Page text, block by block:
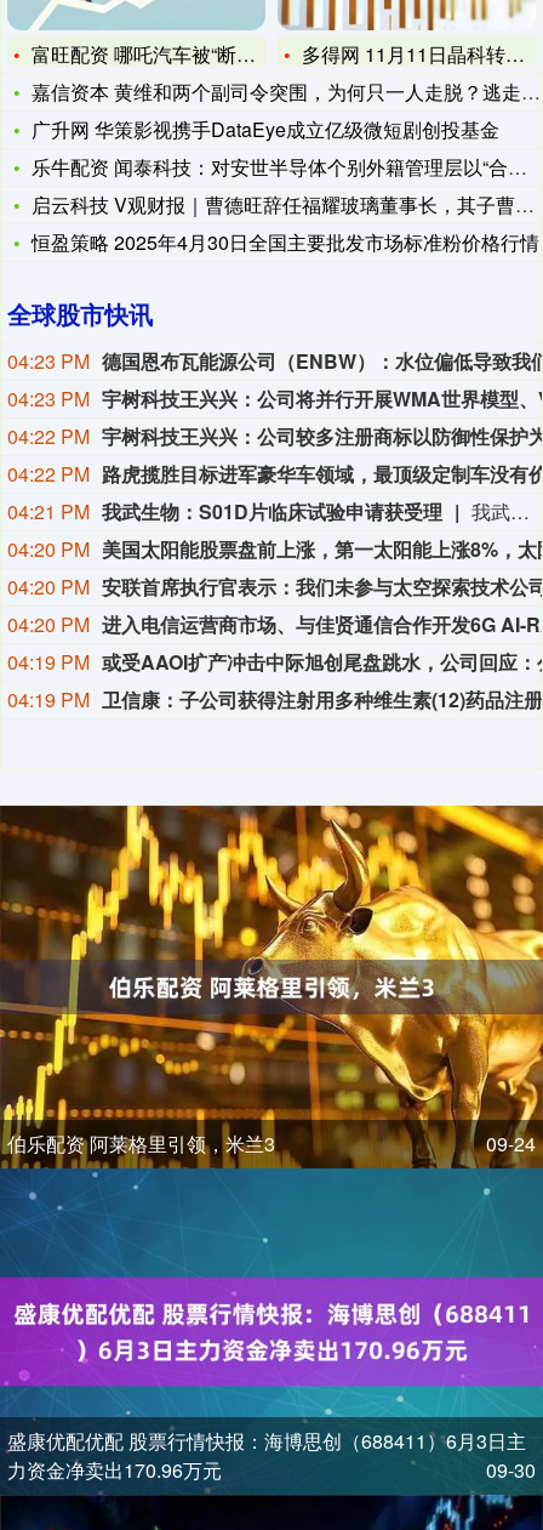
富旺配资 哪吒汽车被“断网”：管理人服务商互撕，车主成买单人
多得网 11月11日晶科转债上涨037%，转股溢价率4975
嘉信资本 黄维和两个副司令突围，为何只一人走脱？逃走的胡琏取
广升网 华策影视携手DataEye成立亿级微短剧创投基金
乐牛配资 闻泰科技：对安世半导体个别外籍管理层以“合规”为名
启云科技 V观财报｜曹德旺辞任福耀玻璃董事长，其子曹晖“接棒
恒盈策略 2025年4月30日全国主要批发市场标准粉价格行情
全球股市快讯
04:23 PM
04:23 PM
04:22 PM
04:22 PM
04:21 PM 我武生物：S01D片临床试验申请获受理
我武生物公告，公司近日获得国家药品监督管理局发出的《受理通知书》，S01D片药物临床试验申请已获正式受理。该药品注册分类为化学药品1类，拟用于耐药肺结核成人患者的治疗。截至公告披露日，国内外尚未有相同化学药物获批上市。
04:20 PM
04:20 PM
04:20 PM
04:19 PM
04:19 PM
伯乐配资 阿莱格里引领，米兰3 09-24
盛康优配优配 股票行情快报：海博思创（688411）6月3日主
力资金净卖出170.96万元
09-30